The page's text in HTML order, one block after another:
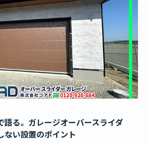
語る。ガレージオーバースライダ
ない設置のポイント